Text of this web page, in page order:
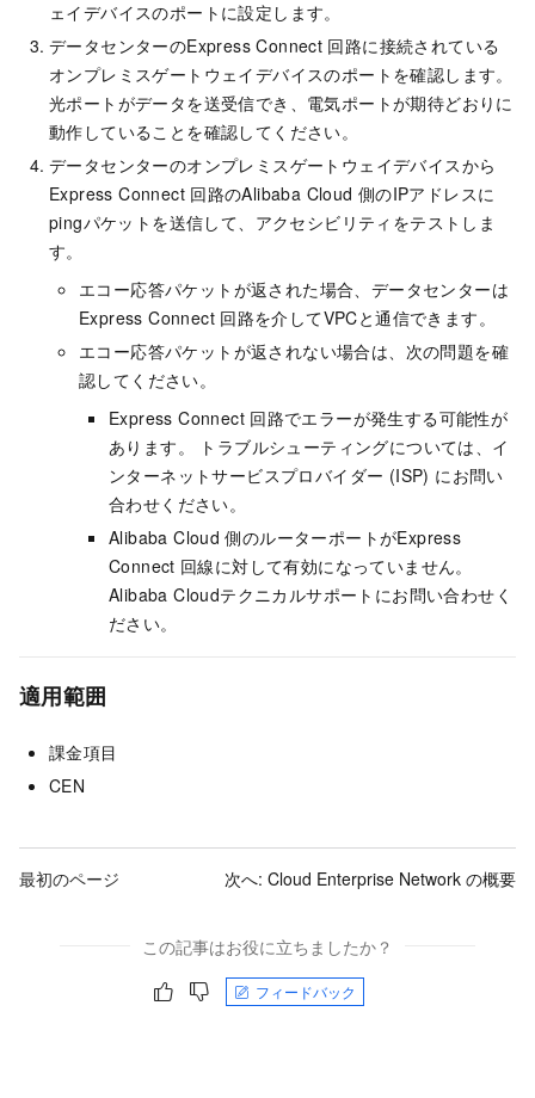
ェイデバイスのポートに設定します。
データセンターのExpress Connect 回路に接続されている
オンプレミスゲートウェイデバイスのポートを確認します。
光ポートがデータを送受信でき、電気ポートが期待どおりに
動作していることを確認してください。
データセンターのオンプレミスゲートウェイデバイスから
Express Connect 回路のAlibaba Cloud 側のIPアドレスに
pingパケットを送信して、アクセシビリティをテストしま
す。
エコー応答パケットが返された場合、データセンターは
Express Connect 回路を介してVPCと通信できます。
エコー応答パケットが返されない場合は、次の問題を確
認してください。
Express Connect 回路でエラーが発生する可能性が
あります。 トラブルシューティングについては、イ
ンターネットサービスプロバイダー (ISP) にお問い
合わせください。
Alibaba Cloud 側のルーターポートがExpress
Connect 回線に対して有効になっていません。
Alibaba Cloudテクニカルサポートにお問い合わせく
ださい。
適用範囲
課金項目
CEN
最初のページ 次へ: Cloud Enterprise Network の概要
この記事はお役に立ちましたか？
フィードバック